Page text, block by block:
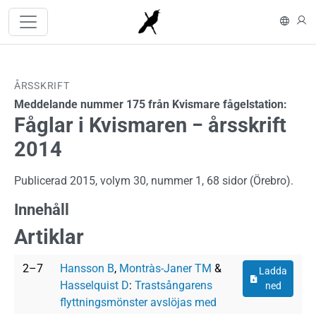
Hoppa till huvudinnehåll
In
ÅRSSKRIFT
Meddelande nummer 175 från Kvismare fågelstation:
Fåglar i Kvismaren − årsskrift
2014
Publicerad 2015, volym 30, nummer 1, 68 sidor (Örebro).
Innehåll
Artiklar
2–7 Hansson B, Montràs-Janer TM &
Hasselquist D: Trastsångarens
flyttningsmönster avslöjas med
Dokument
Ladda
ned